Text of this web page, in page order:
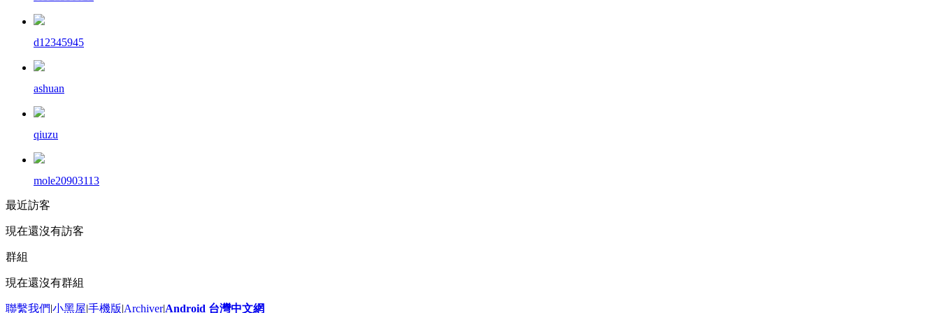
d12345945
ashuan
qiuzu
mole20903113
最近訪客
現在還沒有訪客
群組
現在還沒有群組
聯繫我們|小黑屋|手機版|Archiver|Android 台灣中文網